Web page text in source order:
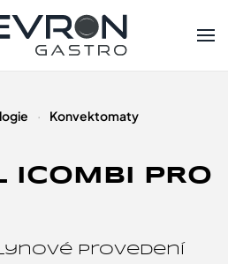
Konvektomaty
ICOMBI PRO
provedení